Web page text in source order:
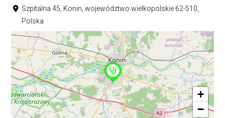
Szpitalna 45, Konin, województwo wielkopolskie 62-510,
Polska
+
−